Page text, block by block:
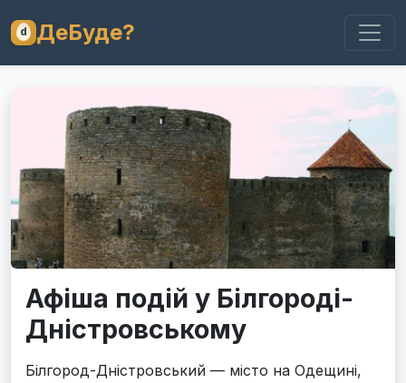
ДеБуде?
Афіша подій у Білгороді-
Дністровському
Білгород-Дністровський — місто на Одещині,